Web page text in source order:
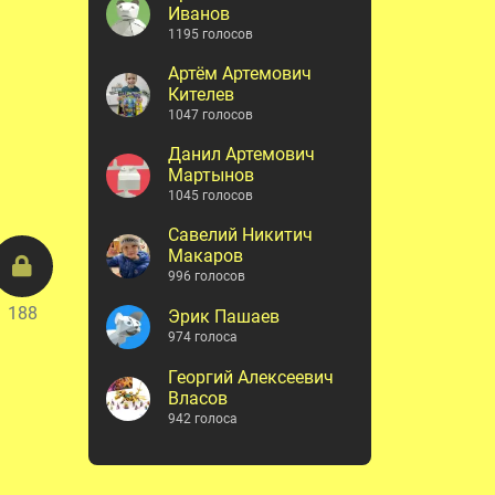
188
Иванов
1195 голосов
Артём Артемович
Кителев
1047 голосов
Данил Артемович
Мартынов
1045 голосов
Савелий Никитич
Макаров
996 голосов
Эрик Пашаев
974 голоса
Георгий Алексеевич
Власов
942 голоса